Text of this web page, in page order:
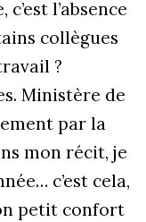
l’absence
collègues
?
Ministère de
par la
mon récit, je
c’est cela,
petit confort